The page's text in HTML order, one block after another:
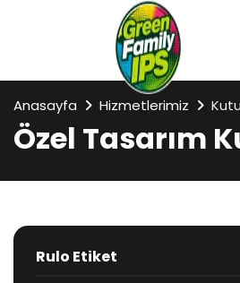
Anasayfa Hizmetlerimiz
Özel Tasarım
Rulo Etiket